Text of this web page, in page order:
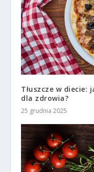
Tłuszcze w diecie:
dla zdrowia?
25 grudnia 2025